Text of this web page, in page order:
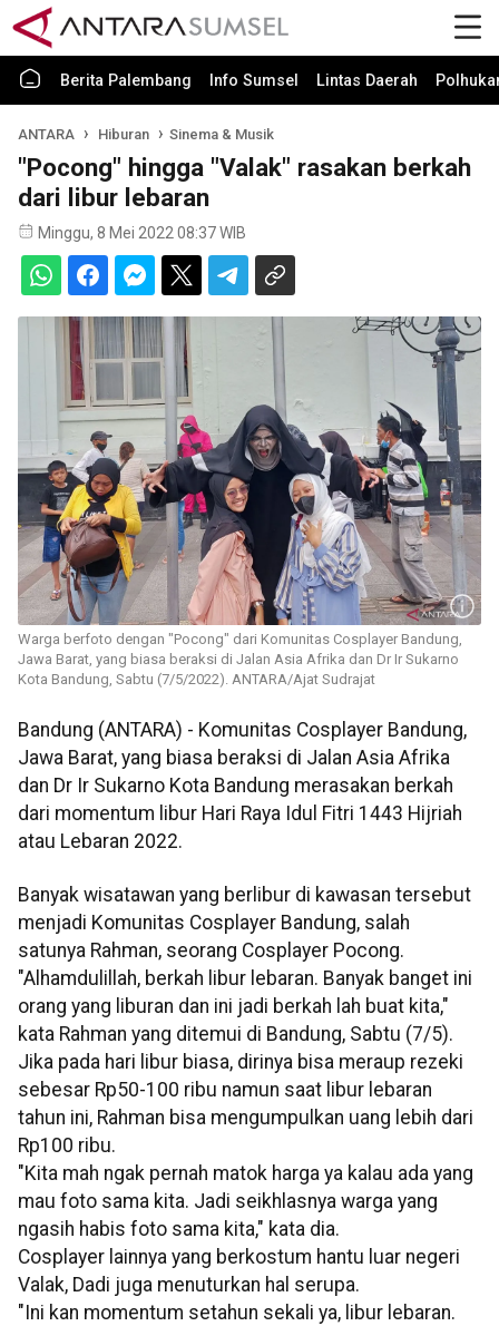
Berita Palembang Info Sumsel Lintas Daerah
ANTARA Hiburan Sinema & Musik
"Pocong" hingga "Valak" rasakan berkah
dari libur lebaran
Minggu, 8 Mei 2022 08:37 WIB
Warga berfoto dengan "Pocong" dari Komunitas Cosplayer Bandung,
Jawa Barat, yang biasa beraksi di Jalan Asia Afrika dan Dr Ir Sukarno
Kota Bandung, Sabtu (7/5/2022). ANTARA/Ajat Sudrajat
Bandung (ANTARA) - Komunitas Cosplayer Bandung,
Jawa Barat, yang biasa beraksi di Jalan Asia Afrika
dan Dr Ir Sukarno Kota Bandung merasakan berkah
dari momentum libur Hari Raya Idul Fitri 1443 Hijriah
atau Lebaran 2022.
Banyak wisatawan yang berlibur di kawasan tersebut
menjadi Komunitas Cosplayer Bandung, salah
satunya Rahman, seorang Cosplayer Pocong.
"Alhamdulillah, berkah libur lebaran. Banyak banget ini
orang yang liburan dan ini jadi berkah lah buat kita,"
kata Rahman yang ditemui di Bandung, Sabtu (7/5).
Jika pada hari libur biasa, dirinya bisa meraup rezeki
sebesar Rp50-100 ribu namun saat libur lebaran
tahun ini, Rahman bisa mengumpulkan uang lebih dari
Rp100 ribu.
"Kita mah ngak pernah matok harga ya kalau ada yang
mau foto sama kita. Jadi seikhlasnya warga yang
ngasih habis foto sama kita," kata dia.
Cosplayer lainnya yang berkostum hantu luar negeri
Valak, Dadi juga menuturkan hal serupa.
"Ini kan momentum setahun sekali ya, libur lebaran.